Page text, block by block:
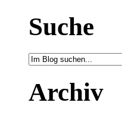
Suche
Archiv